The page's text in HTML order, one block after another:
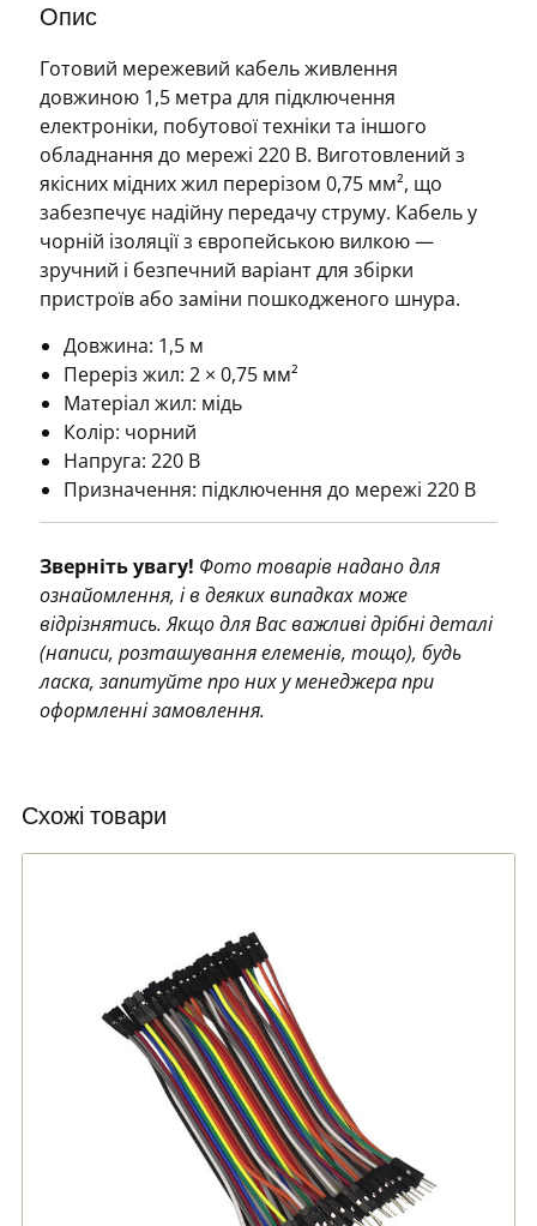
мідні
жили)
кількість
Опис
Готовий мережевий кабель живлення
довжиною 1,5 метра для підключення
електроніки, побутової техніки та іншого
обладнання до мережі 220 В. Виготовлений з
якісних мідних жил перерізом 0,75 мм², що
забезпечує надійну передачу струму. Кабель у
чорній ізоляції з європейською вилкою —
зручний і безпечний варіант для збірки
пристроїв або заміни пошкодженого шнура.
Довжина: 1,5 м
Переріз жил: 2 × 0,75 мм²
Матеріал жил: мідь
Колір: чорний
Напруга: 220 В
Призначення: підключення до мережі 220 В
Зверніть увагу! Фото товарів надано для
ознайомлення, і в деяких випадках може
відрізнятись. Якщо для Вас важливі дрібні деталі
(написи, розташування елеменів, тощо), будь
ласка, запитуйте про них у менеджера при
оформленні замовлення.
Схожі товари